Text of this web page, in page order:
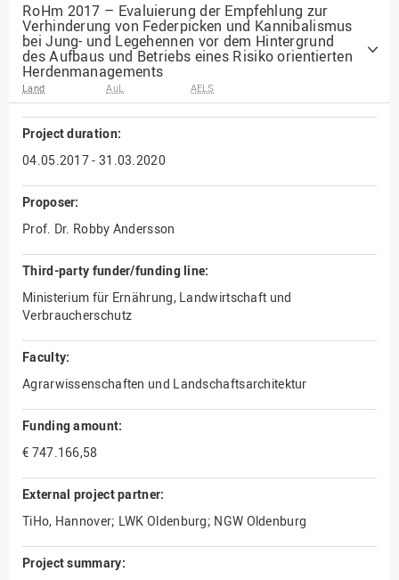
RoHm 2017 – Evaluierung der Empfehlung zur
Verhinderung von Federpicken und Kannibalismus
bei Jung- und Legehennen vor dem Hintergrund
des Aufbaus und Betriebs eines Risiko orientierten
Herdenmanagements
Land AuL AELS
Project duration:
04.05.2017 - 31.03.2020
Proposer:
Prof. Dr. Robby Andersson
Third-party funder/funding line:
Ministerium für Ernährung, Landwirtschaft und
Verbraucherschutz
Faculty:
Agrarwissenschaften und Landschaftsarchitektur
Funding amount:
€ 747.166,58
External project partner:
TiHo, Hannover; LWK Oldenburg; NGW Oldenburg
Project summary: